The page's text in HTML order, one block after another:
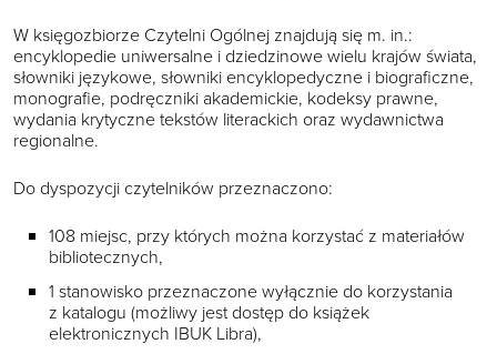
W księgozbiorze Czytelni Ogólnej znajdują się m. in.:
encyklopedie uniwersalne i dziedzinowe wielu krajów świata,
słowniki językowe, słowniki encyklopedyczne i biograficzne,
monografie, podręczniki akademickie, kodeksy prawne,
wydania krytyczne tekstów literackich oraz wydawnictwa
regionalne.
Do dyspozycji czytelników przeznaczono:
108 miejsc, przy których można korzystać z materiałów
bibliotecznych,
1 stanowisko przeznaczone wyłącznie do korzystania
z katalogu (możliwy jest dostęp do książek
elektronicznych IBUK Libra),